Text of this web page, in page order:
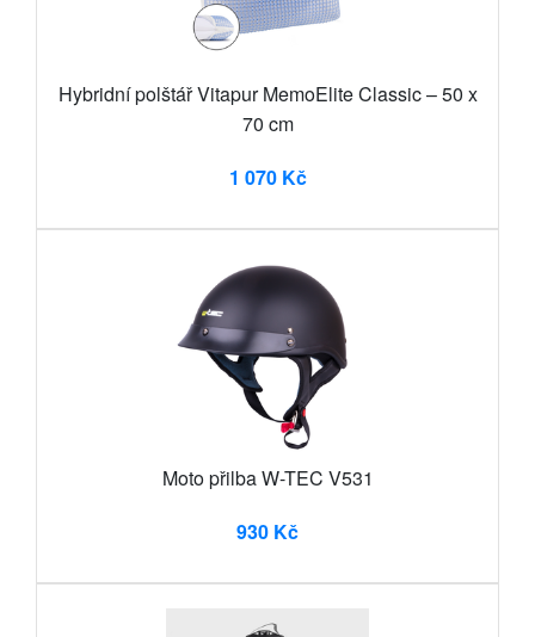
Hybridní polštář Vitapur MemoElite Classic – 50 x
70 cm
1 070 Kč
Moto přilba W-TEC V531
930 Kč